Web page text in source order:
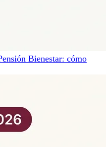
Bienestar: cómo